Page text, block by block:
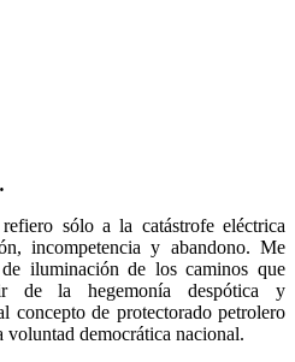
sólo a la catástrofe eléctrica
incompetencia y abandono. Me
iluminación de los caminos que
de la hegemonía despótica y
concepto de protectorado petrolero
voluntad democrática nacional.